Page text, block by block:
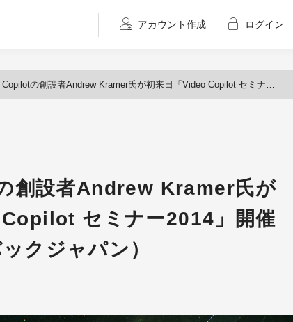
アカウント作成 ログイン
の創設者Andrew Kramer氏が初来日「Video Copilot セミナー2014」開催（フラッシュバックジャパン）
創設者Andrew Kramer氏が
セミナー2014」開催
クジャパン）